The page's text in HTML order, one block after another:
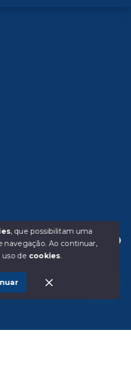
disponíveis para te ajudar.
Imóveis - Todos os direitos
, que possibilitam uma
navegação.Ao continuar,
de cookies.